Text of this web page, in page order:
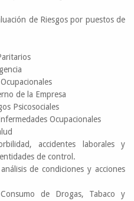
de Riesgos por puestos de
de la Empresa
Psicosociales
Ocupacionales
accidentes laborales y
de control.
de condiciones y acciones
de Drogas, Tabaco y